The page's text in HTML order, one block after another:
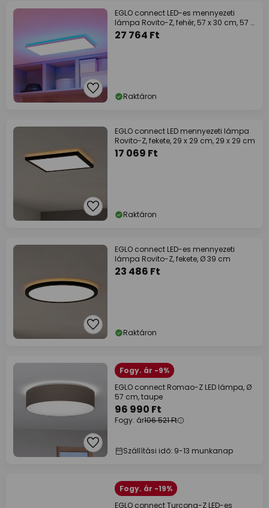
EGLO connect LED-es mennyezeti
lámpa Rovito-Z, fehér, 57 x 30 cm, 57 x
30 cm
27 764 Ft
Raktáron
EGLO connect LED mennyezeti lámpa
Rovito-Z, fekete, 29 x 29 cm, 29 x 29 cm
17 069 Ft
Raktáron
EGLO connect LED-es mennyezeti
lámpa Rovito-Z, fekete, Ø 39 cm
23 486 Ft
Raktáron
Fogy. ár -9%
EGLO connect Romao-Z LED lámpa, Ø
57 cm, taupe
96 990 Ft
Fogy. ár106 521 Ft
Szállítási idő: 9-13 munkanap
Fogy. ár -19%
EGLO connect Turcona-Z LED-es